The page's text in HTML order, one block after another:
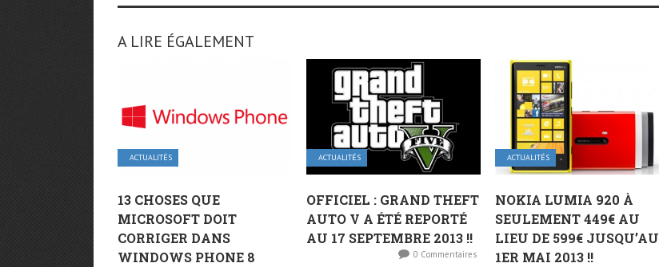
A LIRE ÉGALEMENT
ACTUALITÉS
13 CHOSES QUE
MICROSOFT DOIT
CORRIGER DANS
WINDOWS PHONE 8
ACTUALITÉS
OFFICIEL : GRAND THEFT
AUTO V A ÉTÉ REPORTÉ
AU 17 SEPTEMBRE 2013 !!
0 Commentaires
ACTUALITÉS
NOKIA LUMIA 920 À
SEULEMENT 449€ AU
LIEU DE 599€ JUSQU’AU
1ER MAI 2013 !!